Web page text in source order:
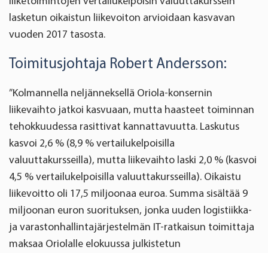
lasketun oikaistun liikevoiton arvioidaan kasvavan
vuoden 2017 tasosta.
Toimitusjohtaja Robert Andersson:
”Kolmannella neljänneksellä Oriola-konsernin
liikevaihto jatkoi kasvuaan, mutta haasteet toiminnan
tehokkuudessa rasittivat kannattavuutta. Laskutus
kasvoi 2,6 % (8,9 % vertailukelpoisilla
valuuttakursseilla), mutta liikevaihto laski 2,0 % (kasvoi
4,5 % vertailukelpoisilla valuuttakursseilla). Oikaistu
liikevoitto oli 17,5 miljoonaa euroa. Summa sisältää 9
miljoonan euron suorituksen, jonka uuden logistiikka-
ja varastonhallintajärjestelmän IT-ratkaisun toimittaja
maksaa Oriolalle elokuussa julkistetun